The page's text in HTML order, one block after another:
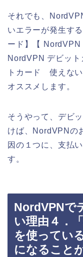
それでも、
いエラーが発生す
ード】【
NordVPN デビッ
トカード 使えな
オススメします。
そうやって、デビ
けば、NordVPNの
因の１つに、支払
す。
NordVPNで
い理由４．
を使ってい
になること